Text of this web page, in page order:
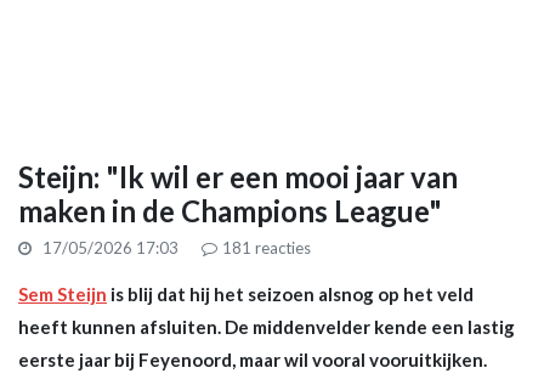
Steijn: "Ik wil er een mooi jaar van
maken in de Champions League"
17/05/2026 17:03 181 reacties
Sem Steijn is blij dat hij het seizoen alsnog op het veld
heeft kunnen afsluiten. De middenvelder kende een lastig
eerste jaar bij Feyenoord, maar wil vooral vooruitkijken.